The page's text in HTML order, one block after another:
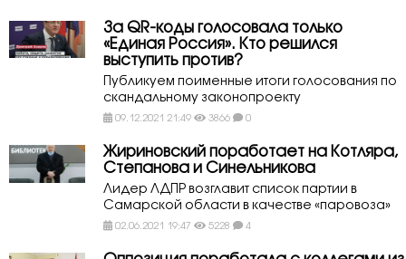
За QR-коды голосовала только
«Единая Россия». Кто решился
выступить против?
Публикуем поименные итоги голосования по
скандальному законопроекту
09.12.2021 21:49 3866 0
Жириновский поработает на Котляра,
Степанова и Синельникова
Лидер ЛДПР возглавит список партии в
Самарской области в качестве «паровоза»
02.06.2021 19:47 5228 4